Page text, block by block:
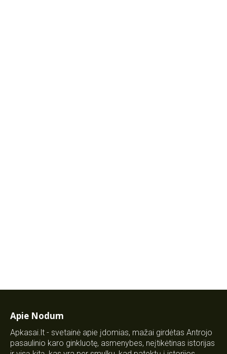
Apie Nodum
Apkasai.lt - svetainė apie įdomias, mažai girdėtas Antrojo
pasaulinio karo ginkluotę, asmenybes, neįtikėtinas istorijas